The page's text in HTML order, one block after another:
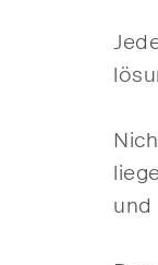
und